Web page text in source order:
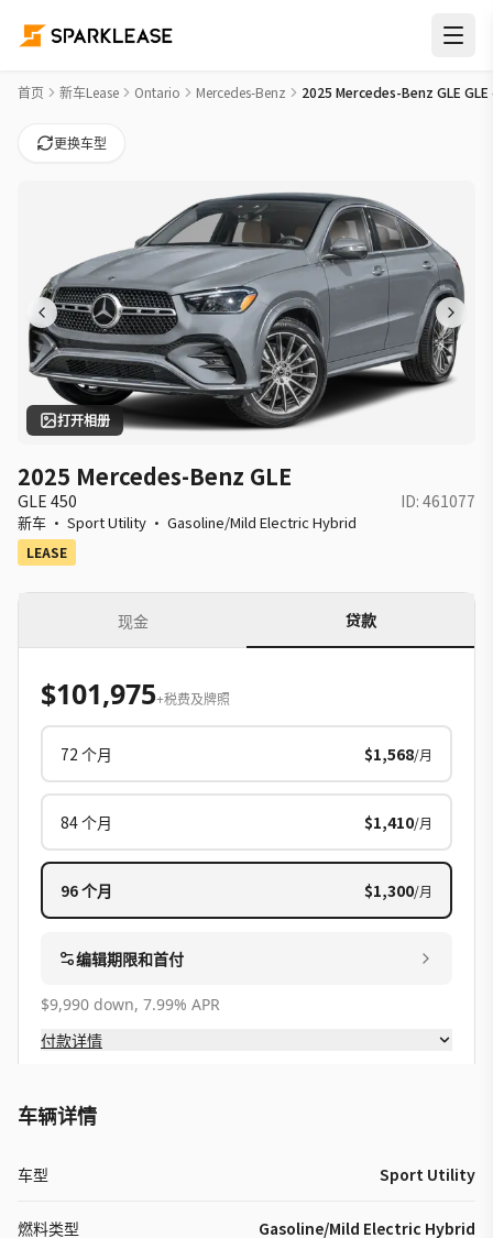
2025 Mercedes-Benz GLE GLE 450 Car Lease Deals in 多伦多
首页 新车Lease Ontario Mercedes-Benz 2025 Mercedes-Benz GLE GLE
更换车型
打开相册
2025 Mercedes-Benz GLE
GLE 450 ID: 461077
新车 · Sport Utility · Gasoline/Mild Electric Hybrid
LEASE
现金 贷款
$101,975+税费及牌照
72 个月 $1,568/月
84个月 $1,410/月
96个月 $1,300/月
编辑期限和首付
$9,990 down, 7.99% APR
付款详情
车辆详情
车型 Sport Utility
燃料类型 Gasoline/Mild Electric Hybrid